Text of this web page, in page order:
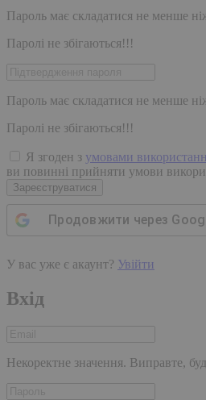
Пароль має складатися не менше
Паролі не збігаються!!!
Пароль має складатися не менше
Паролі не збігаються!!!
Я згоден з умовами
ви повинні прийняти умови
Зареєструватися
Продовжити через
У вас уже є акаунт? Увійти
Вхід
Некоректне значення. Виправте,